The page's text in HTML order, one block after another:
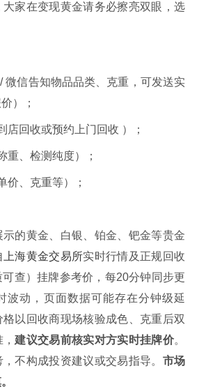
家在变现黄金请务必擦亮双眼，选
微信告知物品品类、克重，可发送实
）；
店回收或预约上门回收 ）；
重、检测纯度）；
价、克重等）；
示的黄金、白银、铂金、钯金等贵金
上海黄金交易所实时行情及正规回收
查）挂牌参考价，每20分钟同步更
波动，页面数据可能存在分钟级延
以回收商现场核验成色、克重后双
，建议交易前核实对方实时挂牌价。
不构成投资建议或交易指导。 市场